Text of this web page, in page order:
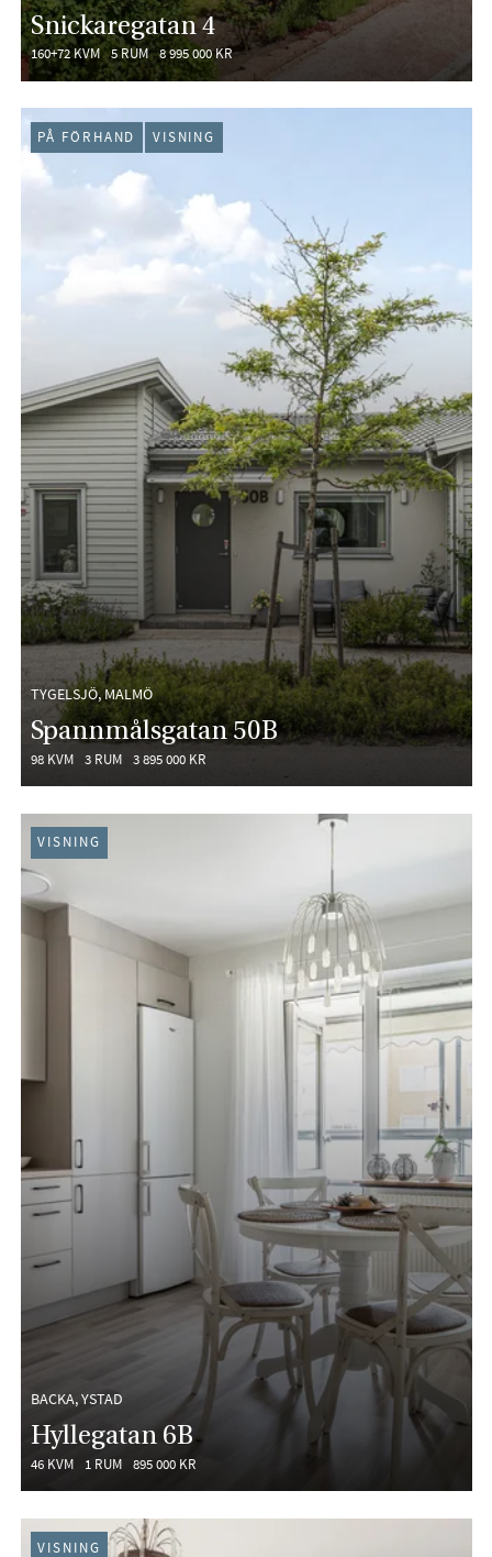
Snickaregatan 4
160+72 KVM 5 RUM 8 995 000 KR
TYGELSJÖ, MALMÖ
Spannmålsgatan 50B
98 KVM 3 RUM 3 895 000 KR
PÅ FÖRHAND VISNING
BACKA, YSTAD
Hyllegatan 6B
46 KVM 1 RUM 895 000 KR
VISNING
VISNING